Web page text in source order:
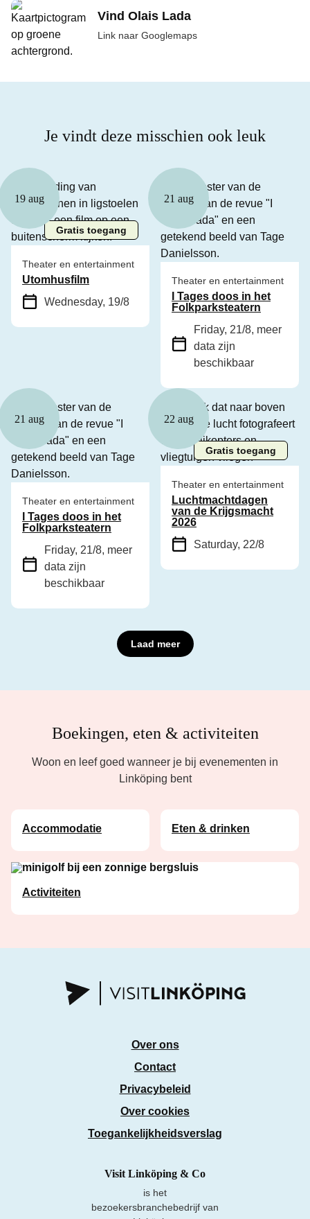
Vind Olais Lada
Link naar Googlemaps
Je vindt deze misschien ook leuk
19 aug
Gratis toegang
Theater en entertainment
Utomhusfilm
Wednesday, 19/8
21 aug
Theater en entertainment
I Tages doos in het
Folkparksteatern
Friday, 21/8, meer
data zijn
beschikbaar
21 aug
Theater en entertainment
I Tages doos in het
Folkparksteatern
Friday, 21/8, meer
data zijn
beschikbaar
22 aug
Gratis toegang
Theater en entertainment
Luchtmachtdagen
van de Krijgsmacht
2026
Saturday, 22/8
Laad meer
Boekingen, eten & activiteiten
Woon en leef goed wanneer je bij evenementen in
Linköping bent
Accommodatie Eten & drinken
Activiteiten
Over ons
Contact
Privacybeleid
Over cookies
Toegankelijkheidsverslag
Visit Linköping & Co
is het
bezoekersbranchebedrijf van